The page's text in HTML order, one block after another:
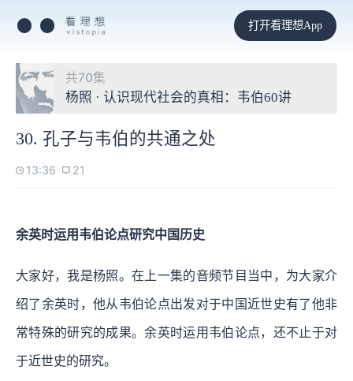
打开看理想App
共70集
杨照 · 认识现代社会的真相：韦伯60讲
30. 孔子与韦伯的共通之处
13:36 21
余英时运用韦伯论点研究中国历史
大家好，我是杨照。在上一集的音频节目当中，为大家介
绍了余英时，他从韦伯论点出发对于中国近世史有了他非
常特殊的研究的成果。余英时运用韦伯论点，还不止于对
于近世史的研究。